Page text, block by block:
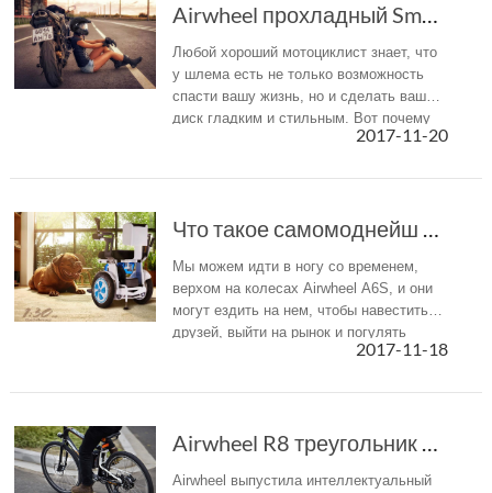
Airwheel прохладный Smart шлемы вступают в Vogue
Любой хороший мотоциклист знает, что
у шлема есть не только возможность
спасти вашу жизнь, но и сделать ваш
диск гладким и стильным. Вот почему
модели Airwheel C серии входят в моду.
2017-11-20
Что такое самомоднейш дня PT для старого? — A...
Мы можем идти в ногу со временем,
верхом на колесах Airwheel A6S, и они
могут ездить на нем, чтобы навестить
друзей, выйти на рынок и погулять
2017-11-18
Airwheel R8 треугольник Электрический велосип...
Airwheel выпустила интеллектуальный